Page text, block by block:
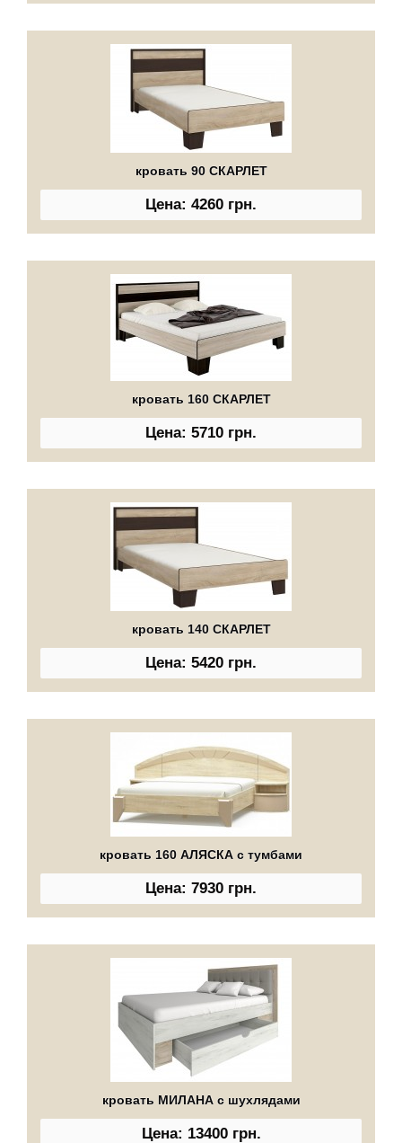
кровать 90 СКАРЛЕТ
Цена: 4260 грн.
кровать 160 СКАРЛЕТ
Цена: 5710 грн.
кровать 140 СКАРЛЕТ
Цена: 5420 грн.
кровать 160 АЛЯСКА с тумбами
Цена: 7930 грн.
кровать МИЛАНА с шухлядами
Цена: 13400 грн.